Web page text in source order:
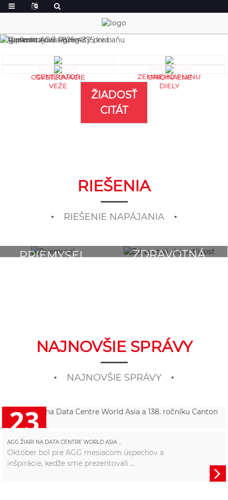
DIESELOVÝ
GENERÁTOR
GENERÁTOR
ZEMNÉHO PLYNU
OSVETĽOVACIE
VEŽE
ORIGINÁLNE
DIELY
ŽIADOSŤ
CITÁT
RIEŠENIA
RIEŠENIE NAPÁJANIA
PRIEMYSEL
ZDRAVOTNÁ
NAJNOVŠIE SPRÁVY
NAJNOVŠIE SPRÁVY
23
2025/10
AGG ŽIARI NA DATA CENTRE WORLD ASIA ...
Október bol pre AGG mesiacom úspechov a
inšpirácie, keďže sme prezentovali ...
